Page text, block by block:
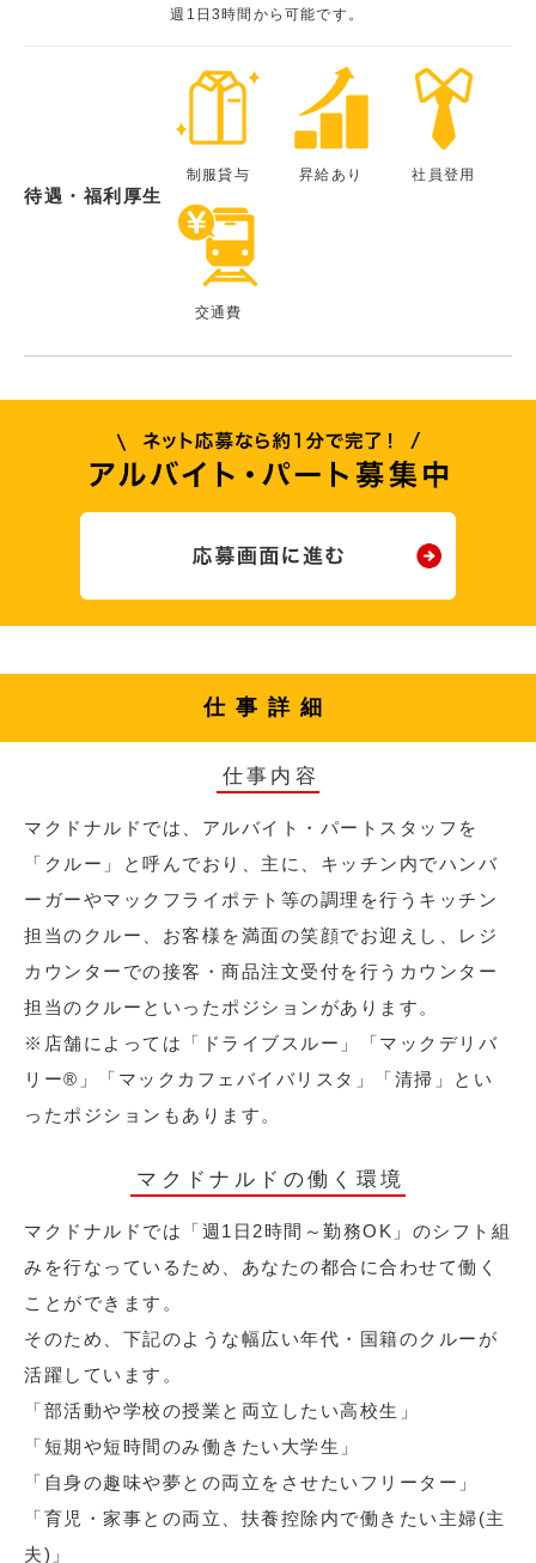
週1日3時間から可能です。
待遇・福利厚生
制服貸与 昇給あり 社員登用
交通費
仕事詳細
仕事内容
マクドナルドでは、アルバイト・パートスタッフを
「クルー」と呼んでおり、主に、キッチン内でハンバ
ーガーやマックフライポテト等の調理を行うキッチン
担当のクルー、お客様を満面の笑顔でお迎えし、レジ
カウンターでの接客・商品注文受付を行うカウンター
担当のクルーといったポジションがあります。
※店舗によっては「ドライブスルー」「マックデリバ
リー®︎」「マックカフェバイバリスタ」「清掃」とい
ったポジションもあります。
マクドナルドの働く環境
マクドナルドでは「週1日2時間～勤務OK」のシフト組
みを行なっているため、あなたの都合に合わせて働く
ことができます。
そのため、下記のような幅広い年代・国籍のクルーが
活躍しています。
「部活動や学校の授業と両立したい高校生」
「短期や短時間のみ働きたい大学生」
「自身の趣味や夢との両立をさせたいフリーター」
「育児・家事との両立、扶養控除内で働きたい主婦(主
夫)」